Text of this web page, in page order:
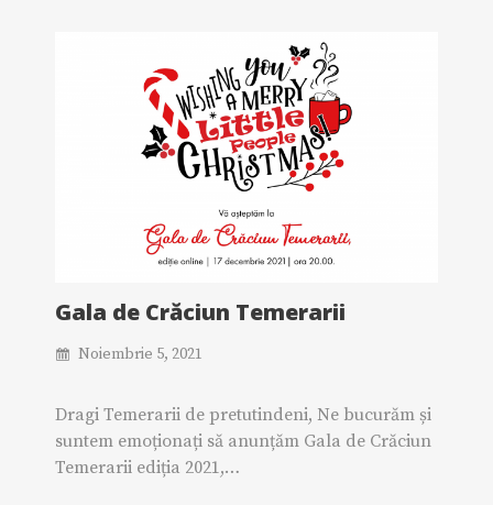
Gala de Crăciun Temerarii
Noiembrie 5, 2021
Dragi Temerarii de pretutindeni, Ne bucurăm și
suntem emoționați să anunțăm Gala de Crăciun
Temerarii ediția 2021,…